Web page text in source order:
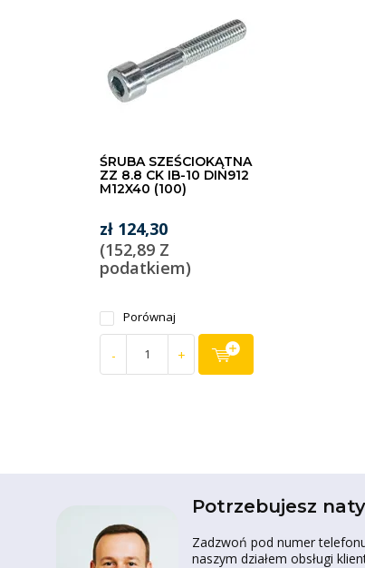
ŚRUBA SZEŚCIOKĄTNA
ZZ 8.8 CK IB-10 DIN912
M12X40 (100)
zł 124,30
(152,89 Z
podatkiem)
Porównaj
- +
Potrzebujesz
Zadzwoń pod numer
naszym działem obsługi